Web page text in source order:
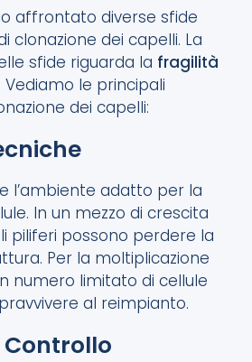
affrontato diverse sfide
clonazione dei capelli. La
sfide riguarda la fragilità
Vediamo le principali
dei capelli:
l’ambiente adatto per la
In un mezzo di crescita
piliferi possono perdere la
Per la moltiplicazione
numero limitato di cellule
al reimpianto.
Controllo